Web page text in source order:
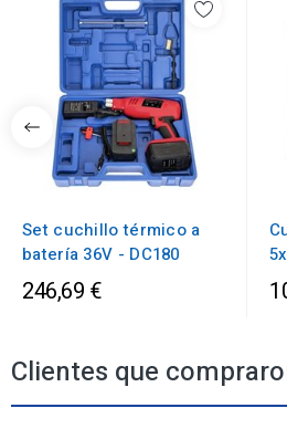
Set cuchillo térmico a
batería 36V - DC180
246,69 €
Clientes que